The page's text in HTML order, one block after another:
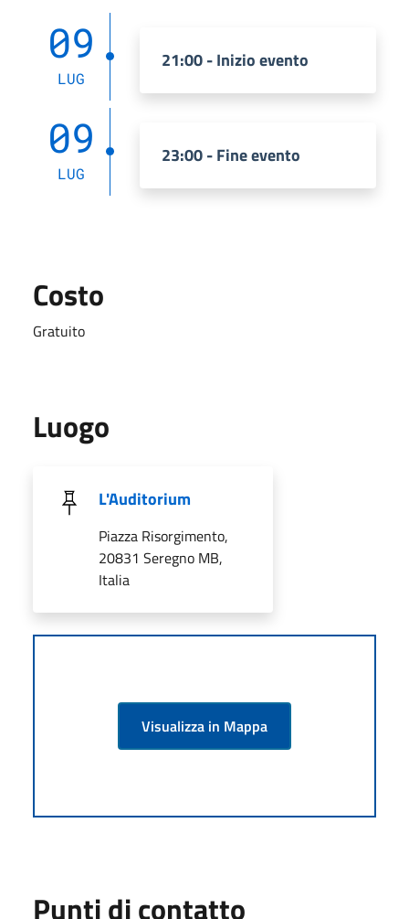
09
LUG
21:00 - Inizio evento
09
LUG
23:00 - Fine evento
Costo
Gratuito
Luogo
L'Auditorium
Piazza Risorgimento,
20831 Seregno MB,
Italia
Visualizza in Mappa
Punti di contatto